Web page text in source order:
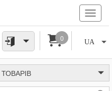
UA
0
ТОВАРІВ